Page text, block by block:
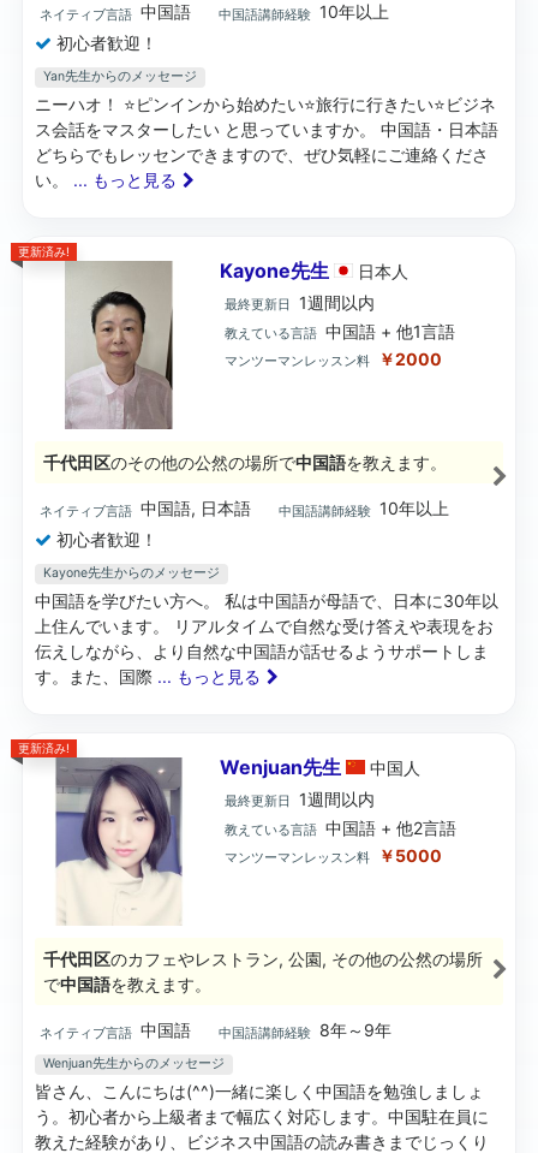
ネイティブ言語 中国語 中国語講師経験 10年以上
初心者歓迎！
Yan先生からのメッセージ
ニーハオ！ ⭐️ピンインから始めたい⭐️旅行に行きたい⭐️ビジネ
ス会話をマスターしたい と思っていますか。 中国語・日本語
どちらでもレッセンできますので、ぜひ気軽にご連絡くださ
い。 ... もっと見る
更新済み!
Kayone先生 日本 人
最終更新日 1週間以内
教えている言語 中国語 + 他1言語
マンツーマンレッスン料 ￥2000
千代田区のその他の公然の場所で中国語を教えます。
ネイティブ言語 中国語, 日本語 中国語講師経験 10年以上
初心者歓迎！
Kayone先生からのメッセージ
中国語を学びたい方へ。 私は中国語が母語で、日本に30年以
上住んでいます。 リアルタイムで自然な受け答えや表現をお
伝えしながら、より自然な中国語が話せるようサポートしま
す。また、国際 ... もっと見る
更新済み!
Wenjuan先生 中国 人
最終更新日 1週間以内
教えている言語 中国語 + 他2言語
マンツーマンレッスン料 ￥5000
千代田区のカフェやレストラン, 公園, その他の公然の場所
で中国語を教えます。
ネイティブ言語 中国語 中国語講師経験 8年～9年
Wenjuan先生からのメッセージ
皆さん、こんにちは(^^)一緒に楽しく中国語を勉強しましょ
う。初心者から上級者まで幅広く対応します。中国駐在員に
教えた経験があり、ビジネス中国語の読み書きまでじっくり